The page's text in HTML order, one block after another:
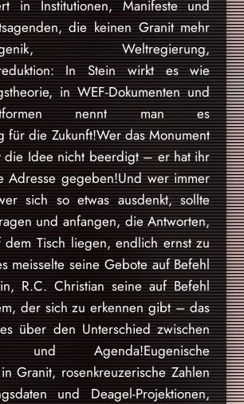
in Institutionen, Manifeste und
die keinen Granit mehr
Weltregierung,
In Stein wirkt es wie
in WEF-Dokumenten und
nennt man es
für die Zukunft!Wer das Monument
die Idee nicht beerdigt – er hat ihr
Adresse gegeben!Und wer immer
sich so etwas ausdenkt, sollte
und anfangen, die Antworten,
Tisch liegen, endlich ernst zu
meisselte seine Gebote auf Befehl
R.C. Christian seine auf Befehl
der sich zu erkennen gibt – das
über den Unterschied zwischen
und Agenda!Eugenische
Granit, rosenkreuzerische Zahlen
und Deagel-Projektionen,